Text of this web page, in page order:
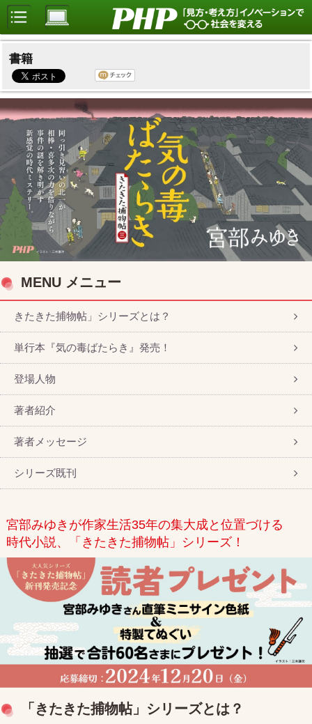
書籍
MENU メニュー
きたきた捕物帖」シリーズとは？
単行本『気の毒ばたらき』発売！
登場人物
著者紹介
著者メッセージ
シリーズ既刊
宮部みゆきが作家生活35年の集大成と位置づける
時代小説、「きたきた捕物帖」シリーズ！
「きたきた捕物帖」シリーズとは？